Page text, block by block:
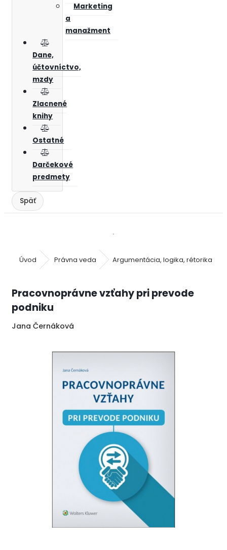
Marketing
a
manažment
Dane,
účtovníctvo,
mzdy
Zlacnené
knihy
Ostatné
Darčekové
predmety
Úvod Právna veda Argumentácia, logika, rétorika
Pracovnoprávne vzťahy pri prevode
podniku
Jana Černáková